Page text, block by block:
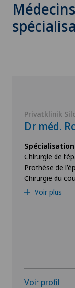
Privatklinik
Dr méd.
Spécialisation
Chirurgie de
Prothèse de
Chirurgie du
Voir plus
Voir profil